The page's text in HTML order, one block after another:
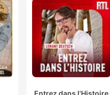
Entrez dans l'Histoire